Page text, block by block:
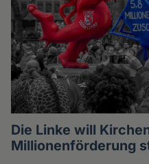
Die Linke will
Millionenförderung